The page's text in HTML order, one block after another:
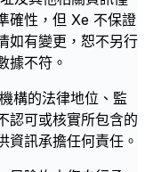
確性，但 Xe 不保證
如有變更，恕不另行
據不符。
構的法律地位、監
認可或核實所包含的
資訊承擔任何責任。